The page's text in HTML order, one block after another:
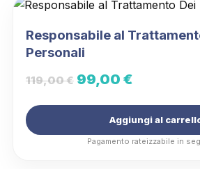
Responsabile al
Personali
119,00€ Il
prezzo
originale
era:
99,00 €Il
prezzo
attuale
è:
Aggiungi al
Pagamento rateizzabile in